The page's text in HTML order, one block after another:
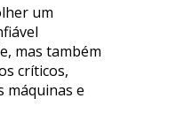
um
mas também
críticos,
máquinas e